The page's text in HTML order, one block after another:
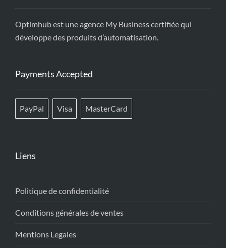
Optimhub est une agence My Business certifiée qui
développe des produits d’automatisation.
Payments Accepted
PayPal Visa MasterCard
Liens
Politique de confidentialité
Conditions générales de ventes
Mentions Legales